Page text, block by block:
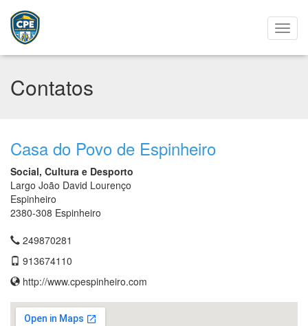
Contatos
Casa do Povo de Espinheiro
Social, Cultura e Desporto
Largo João David Lourenço
Espinheiro
2380-308 Espinheiro
249870281
913674110
http://www.cpespinheiro.com